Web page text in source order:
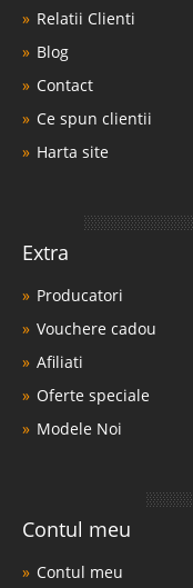
Relatii Clienti
Blog
Contact
Ce spun clientii
Harta site
Extra
Producatori
Vouchere cadou
Afiliati
Oferte speciale
Modele Noi
Contul meu
Contul meu